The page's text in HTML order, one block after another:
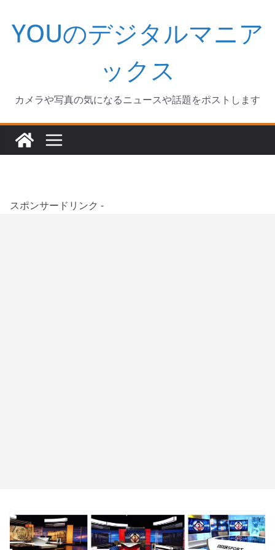
キ
YOUのデジタルマニア
ックス
カメラや写真の気になるニュースや話題をポストします
スポンサードリンク -